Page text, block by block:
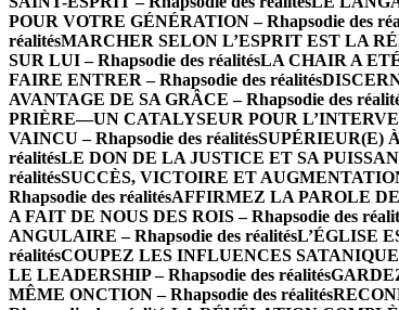
POUR VOTRE GÉNÉRATION – Rhapsodie des
réalitésMARCHER SELON L’ESPRIT EST LA
SUR LUI – Rhapsodie des réalitésLA CHAIR A
FAIRE ENTRER – Rhapsodie des réalités
AVANTAGE DE SA GRÂCE – Rhapsodie des
PRIÈRE—UN CATALYSEUR POUR
VAINCU – Rhapsodie des réalitésSUPÉRIEUR(E)
réalitésLE DON DE LA JUSTICE ET SA
réalitésSUCCÈS, VICTOIRE ET
Rhapsodie des réalitésAFFIRMEZ LA PAROLE DE
A FAIT DE NOUS DES ROIS – Rhapsodie des
ANGULAIRE – Rhapsodie des réalitésL’ÉGLISE
réalitésCOUPEZ LES INFLUENCES
LE LEADERSHIP – Rhapsodie des réalités
MÊME ONCTION – Rhapsodie des réalités